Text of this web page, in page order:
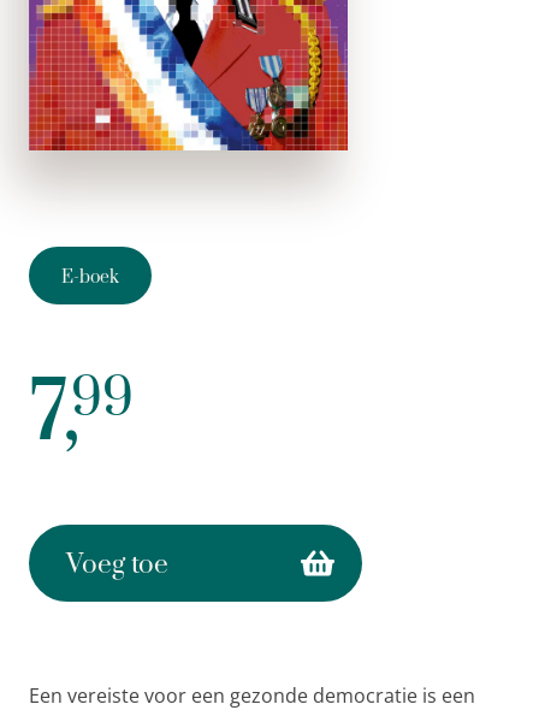
E-boek
7,99
Voeg toe
Een vereistevoor een gezonde democratie is een